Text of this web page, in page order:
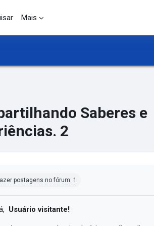
Mais
Saberes e
2
postagens no fórum: 1
Usuário visitante!